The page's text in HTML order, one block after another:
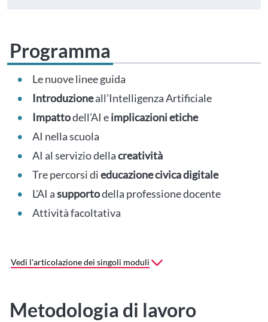
Programma
Le nuove linee guida
Introduzioneall’Intelligenza Artificiale
Impattodell’AI eimplicazioni etiche
AI nella scuola
AI al servizio dellacreatività
Tre percorsi dieducazione civica digitale
L'AI asupportodella professione docente
Attività facoltativa
Vedi l'articolazione dei singoli moduli
Metodologia di lavoro